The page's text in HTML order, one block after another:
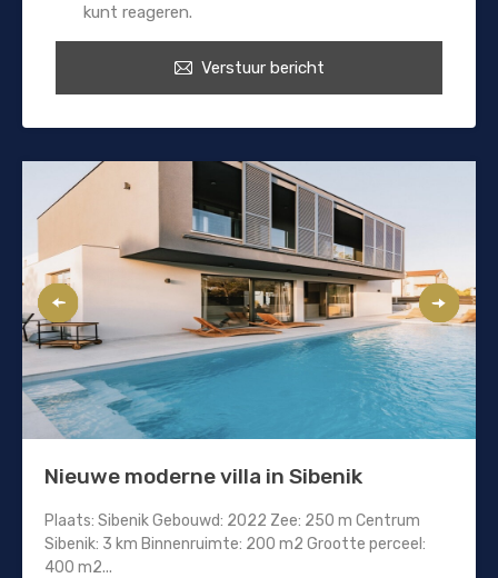
kunt reageren.
Verstuur bericht
Nieuwe moderne villa in Sibenik
Plaats: Sibenik Gebouwd: 2022 Zee: 250 m Centrum
Sibenik: 3 km Binnenruimte: 200 m2 Grootte perceel:
400 m2...